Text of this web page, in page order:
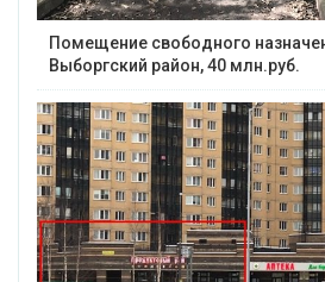
Помещение свободного
Выборгский район, 40 млн.руб.